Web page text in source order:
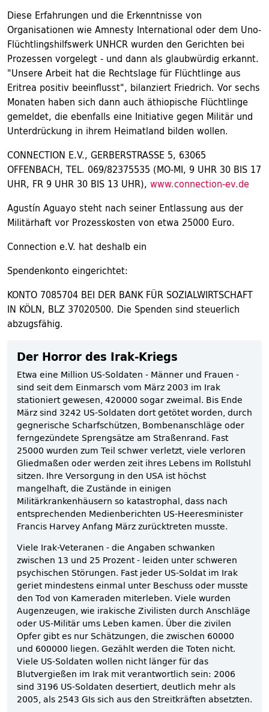
Diese Erfahrungen und die Erkenntnisse von
Organisationen wie Amnesty International oder dem Uno-
Flüchtlingshilfswerk UNHCR wurden den Gerichten bei
Prozessen vorgelegt - und dann als glaubwürdig erkannt.
"Unsere Arbeit hat die Rechtslage für Flüchtlinge aus
Eritrea positiv beeinflusst", bilanziert Friedrich. Vor sechs
Monaten haben sich dann auch äthiopische Flüchtlinge
gemeldet, die ebenfalls eine Initiative gegen Militär und
Unterdrückung in ihrem Heimatland bilden wollen.
CONNECTION E.V., GERBERSTRASSE 5, 63065
OFFENBACH, TEL. 069/82375535 (MO-MI, 9 UHR 30 BIS 17
UHR, FR 9 UHR 30 BIS 13 UHR), www.connection-ev.de
Agustín Aguayo steht nach seiner Entlassung aus der
Militärhaft vor Prozesskosten von etwa 25000 Euro.
Connection e.V. hat deshalb ein
Spendenkonto eingerichtet:
KONTO 7085704 BEI DER BANK FÜR SOZIALWIRTSCHAFT
IN KÖLN, BLZ 37020500. Die Spenden sind steuerlich
abzugsfähig.
Der Horror des Irak-Kriegs
Etwa eine Million US-Soldaten - Männer und Frauen -
sind seit dem Einmarsch vom März 2003 im Irak
stationiert gewesen, 420000 sogar zweimal. Bis Ende
März sind 3242 US-Soldaten dort getötet worden, durch
gegnerische Scharfschützen, Bombenanschläge oder
ferngezündete Sprengsätze am Straßenrand. Fast
25000 wurden zum Teil schwer verletzt, viele verloren
Gliedmaßen oder werden zeit ihres Lebens im Rollstuhl
sitzen. Ihre Versorgung in den USA ist höchst
mangelhaft, die Zustände in einigen
Militärkrankenhäusern so katastrophal, dass nach
entsprechenden Medienberichten US-Heeresminister
Francis Harvey Anfang März zurücktreten musste.
Viele Irak-Veteranen - die Angaben schwanken
zwischen 13 und 25 Prozent - leiden unter schweren
psychischen Störungen. Fast jeder US-Soldat im Irak
geriet mindestens einmal unter Beschuss oder musste
den Tod von Kameraden miterleben. Viele wurden
Augenzeugen, wie irakische Zivilisten durch Anschläge
oder US-Militär ums Leben kamen. Über die zivilen
Opfer gibt es nur Schätzungen, die zwischen 60000
und 600000 liegen. Gezählt werden die Toten nicht.
Viele US-Soldaten wollen nicht länger für das
Blutvergießen im Irak mit verantwortlich sein: 2006
sind 3196 US-Soldaten desertiert, deutlich mehr als
2005, als 2543 GIs sich aus den Streitkräften absetzten.